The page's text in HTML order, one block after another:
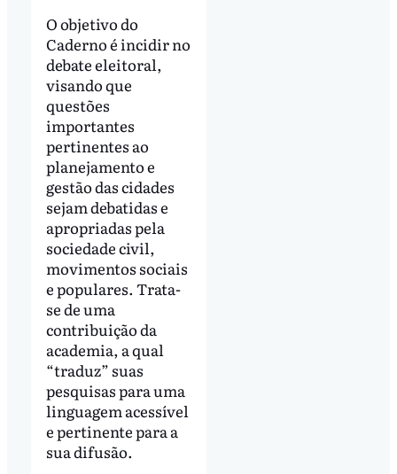
O objetivo do
Caderno é incidir no
debate eleitoral,
visando que
questões
importantes
pertinentes ao
planejamento e
gestão das cidades
sejam debatidas e
apropriadas pela
sociedade civil,
movimentos sociais
e populares. Trata-
se de uma
contribuição da
academia, a qual
“traduz” suas
pesquisas para uma
linguagem acessível
e pertinente para a
sua difusão.